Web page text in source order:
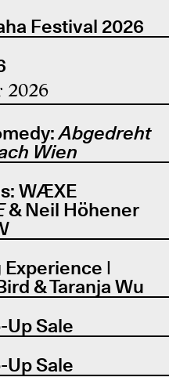
Festival 2026
2026
Abgedreht
Wien
WÆXE
& Neil Höhener
Experience |
& Taranja Wu
Up Sale
Up Sale